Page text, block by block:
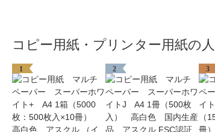
コピー用紙・プリンター用紙の
1 2 3